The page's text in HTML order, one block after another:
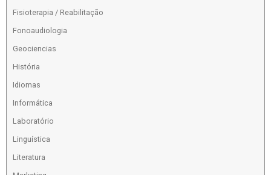
Fisioterapia / Reabilitação
Fonoaudiologia
Geociencias
História
Idiomas
Informática
Laboratório
Linguística
Literatura